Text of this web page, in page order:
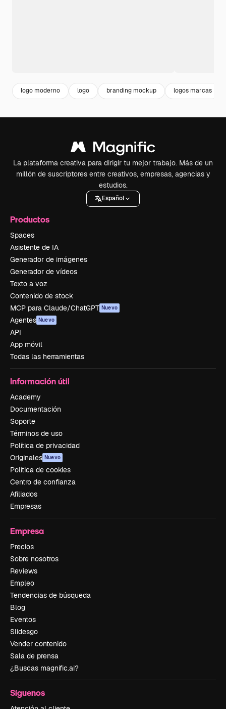
logo moderno logo branding mockup logos marcas
La plataforma creativa para dirigir tu mejor trabajo. Más de un
millón de suscriptores entre creativos, empresas, agencias y
estudios.
Español
Productos
Spaces
Asistente de IA
Generador de imágenes
Generador de vídeos
Texto a voz
Contenido de stock
MCP para Claude/ChatGPT Nuevo
Agentes Nuevo
API
App móvil
Todas las herramientas
Información útil
Academy
Documentación
Soporte
Términos de uso
Política de privacidad
Originales Nuevo
Política de cookies
Centro de confianza
Afiliados
Empresas
Empresa
Precios
Sobre nosotros
Reviews
Empleo
Tendencias de búsqueda
Blog
Eventos
Slidesgo
Vender contenido
Sala de prensa
¿Buscas magnific.ai?
Síguenos